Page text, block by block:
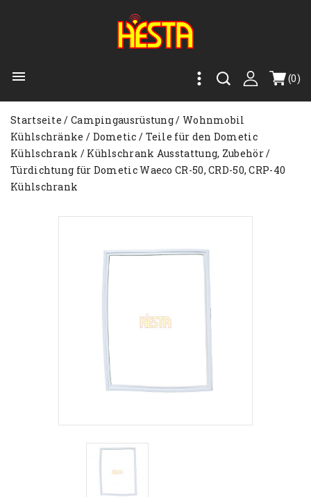
 (0)
Startseite Campingausrüstung
Wohnmobil
Kühlschränke
Dometic
Teile für den Dometic
Kühlschrank
Kühlschrank Ausstattung, Zubehör
Türdichtung für Dometic Waeco CR-50, CRD-50, CRP-40
Kühlschrank